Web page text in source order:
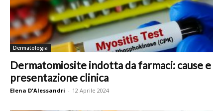
Dermatologia
Dermatomiosite indotta da farmaci: cause e
presentazione clinica
Elena D'Alessandri - 12 Aprile 2024